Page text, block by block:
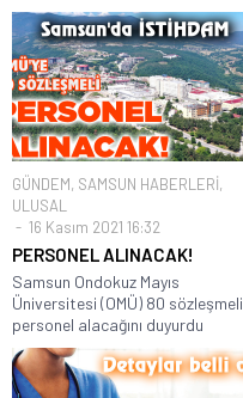
GÜNDEM, SAMSUN HABERLERİ,
ULUSAL
16 Kasım 2021 16:32
PERSONEL ALINACAK!
Samsun Ondokuz Mayıs
Üniversitesi (OMÜ) 80 sözleşmeli
personel alacağını duyurdu